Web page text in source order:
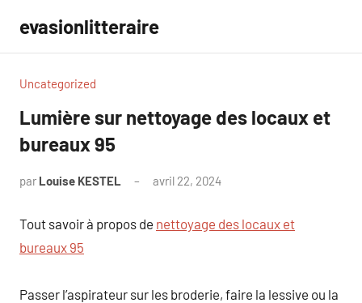
contenu
evasionlitteraire
Uncategorized
Lumière sur nettoyage des locaux et
bureaux 95
par Louise KESTEL avril 22, 2024
Tout savoir à propos de nettoyage des locaux et
bureaux 95
Passer l’aspirateur sur les broderie, faire la lessive ou la